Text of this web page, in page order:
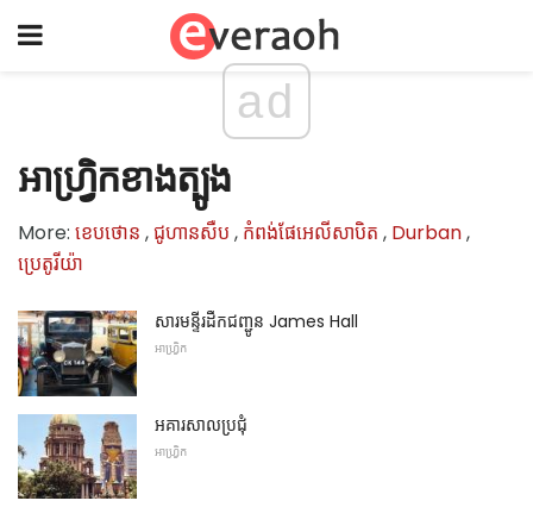
ad
អាហ្វ្រិកខាងត្បូង
More: ខេបថោន , ជូហានសឺប , កំពង់ផែអេលីសាបិត , Durban,
ប្រេតូរីយ៉ា
សារមន្ទីរដឹកជញ្ជូន James Hall
អាហ្វ្រិក
អគារសាលប្រជុំ
អាហ្វ្រិក